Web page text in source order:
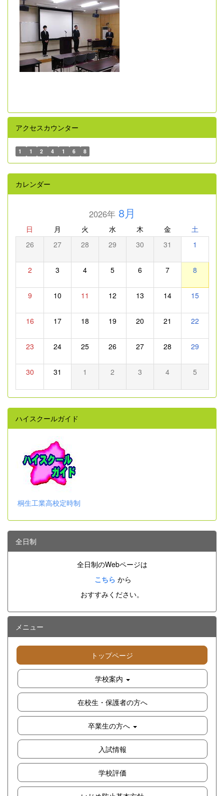
アクセスカウンター
1 1 2 4 1 6 8
カレンダー
2026年8月
日 月 火 水 木 金 土
26 27 28 29 30 31 1
2 3 4 5 6 7 8
9 10 11 12 13 14 15
16 17 18 19 20 21 22
23 24 25 26 27 28 29
30 31 1 2 3 4 5
ハイスクールガイド
桐生工業高校定時制
全日制
全日制のWebページは
こちら から
おすすみください。
メニュー
トップページ
学校案内
在校生・保護者の方へ
卒業生の方へ
入試情報
学校評価